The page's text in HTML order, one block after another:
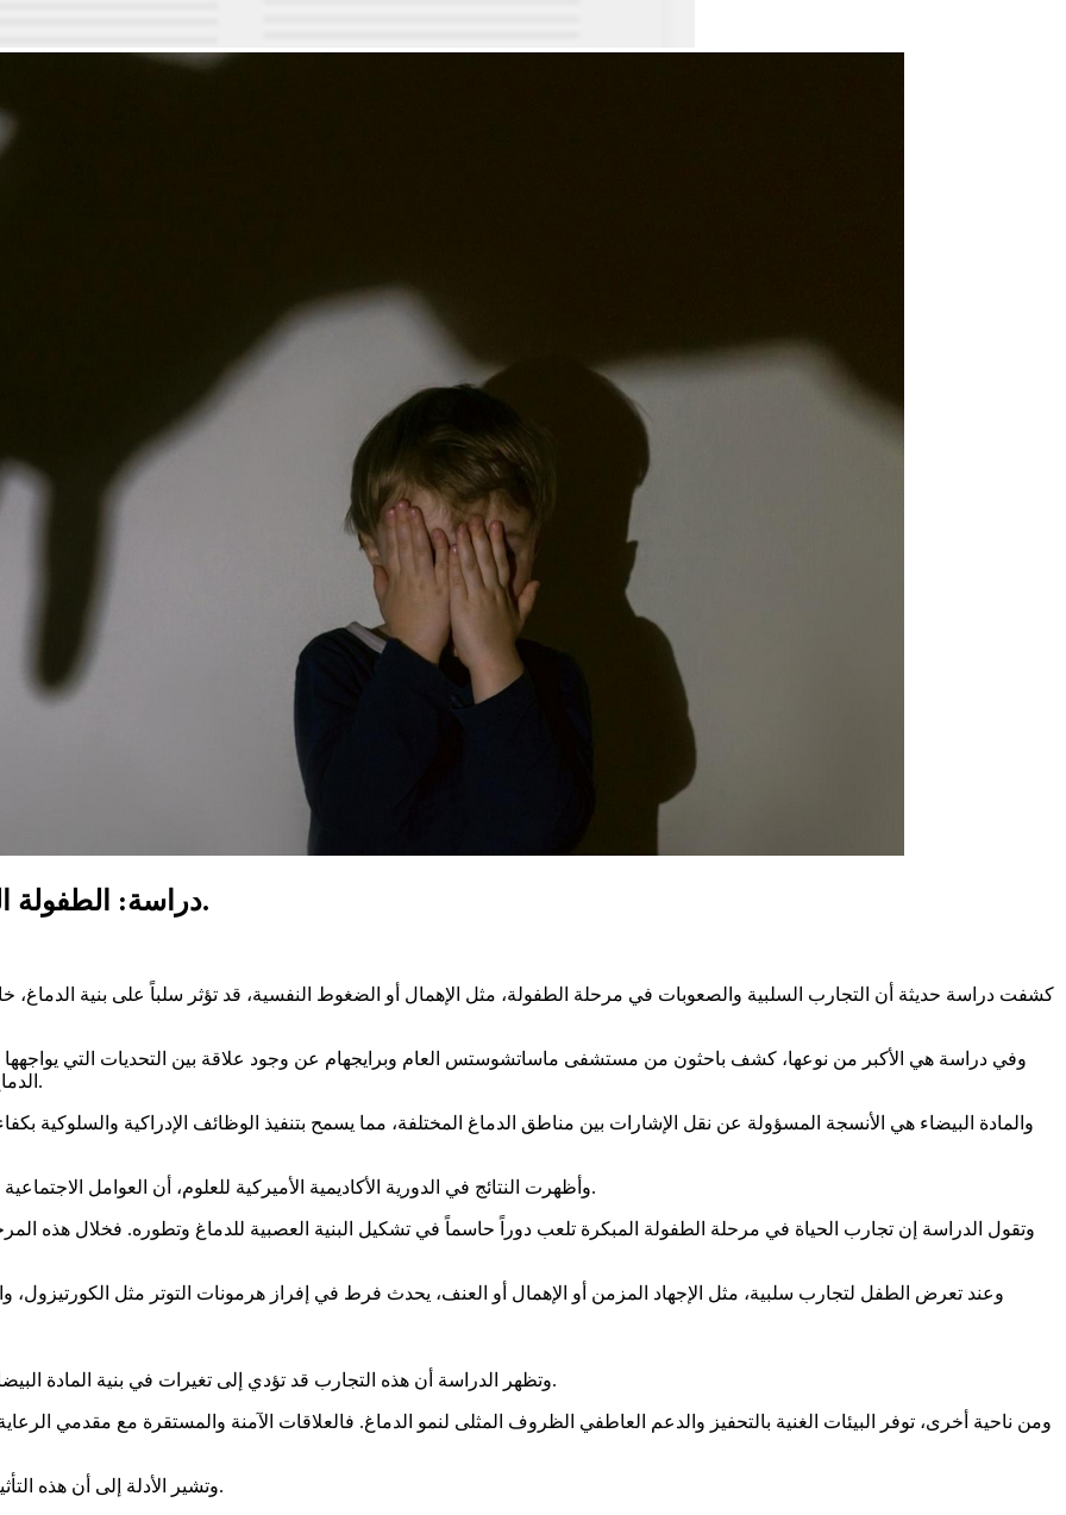
دراسة: الطفولة الصعبة تؤثر على بنية الدماغ وتؤثر على الإدراك.
كشفت دراسة حديثة أن التجارب السلبية والصعوبات في مرحلة الطفولة، مثل الإهمال أو الضغوط النفسية، قد تؤثر سلباً على بنية الدماغ،
وفي دراسة هي الأكبر من نوعها، كشف باحثون من مستشفى ماساتشوستس العام وبرايجهام عن وجود علاقة بين التحديات التي يواجهها
الدماغ، مما قد يزيد من خطر مواجهة صعوبات إدراكية في مرحلة المراهقة.
والمادة البيضاء هي الأنسجة المسؤولة عن نقل الإشارات بين مناطق الدماغ المختلفة، مما يسمح بتنفيذ الوظائف الإدراكية والسلوكية
وأظهرت النتائج في الدورية الأكاديمية الأميركية للعلوم، أن العوامل الاجتماعية الداعمة، مثل الترابط المجتمعي والتربية الإيجابية، قد تلعب دوراً وقائياً.
وتقول الدراسة إن تجارب الحياة في مرحلة الطفولة المبكرة تلعب دوراً حاسماً في تشكيل البنية العصبية للدماغ وتطوره. فخلال هذه
وعند تعرض الطفل لتجارب سلبية، مثل الإجهاد المزمن أو الإهمال أو العنف، يحدث فرط في إفراز هرمونات التوتر مثل
وتظهر الدراسة أن هذه التجارب قد تؤدي إلى تغيرات في بنية المادة البيضاء، التي تربط بين مختلف مناطق الدماغ، وتضمن التواصل الفعال بينها.
ومن ناحية أخرى، توفر البيئات الغنية بالتحفيز والدعم العاطفي الظروف المثلى لنمو الدماغ. فالعلاقات الآمنة والمستقرة مع مقدمي
وتشير الأدلة إلى أن هذه التأثيرات المبكرة قد تستمر لسنوات طويلة، بل وقد تمتد إلى مرحلة البلوغ.